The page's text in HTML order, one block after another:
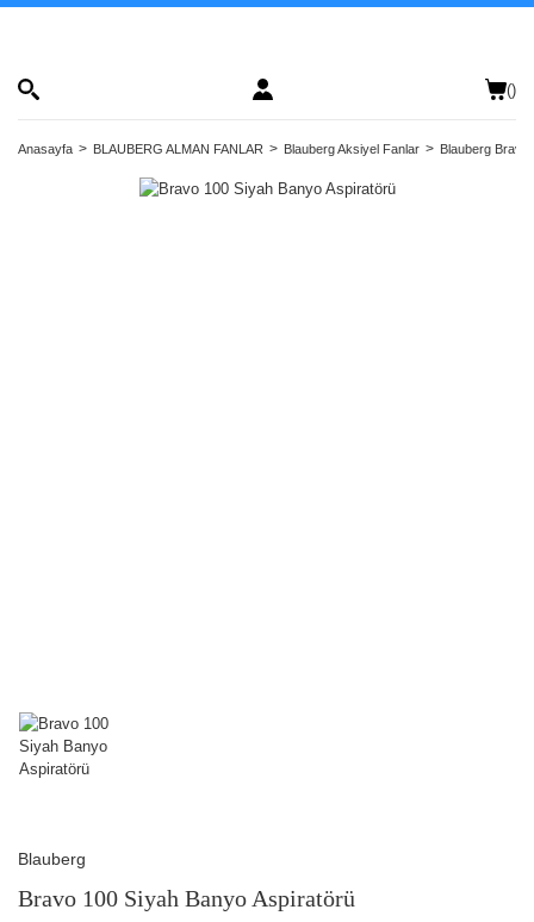
()
Anasayfa BLAUBERG ALMAN FANLAR Blauberg Aksiyel Fanlar Blauberg Bravo
Blauberg
Bravo 100 Siyah Banyo Aspiratörü